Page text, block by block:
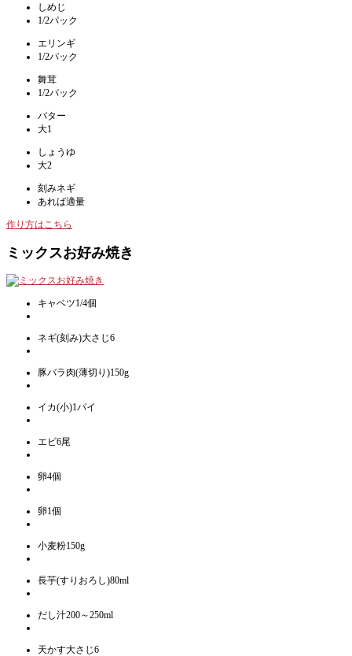
しめじ
1/2パック
エリンギ
1/2パック
舞茸
1/2パック
バター
大1
しょうゆ
大2
刻みネギ
あれば適量
作り方はこちら
ミックスお好み焼き
キャベツ1/4個
ネギ(刻み)大さじ6
豚バラ肉(薄切り)150g
イカ(小)1パイ
エビ6尾
卵4個
卵1個
小麦粉150g
長芋(すりおろし)80ml
だし汁200～250ml
天かす大さじ6